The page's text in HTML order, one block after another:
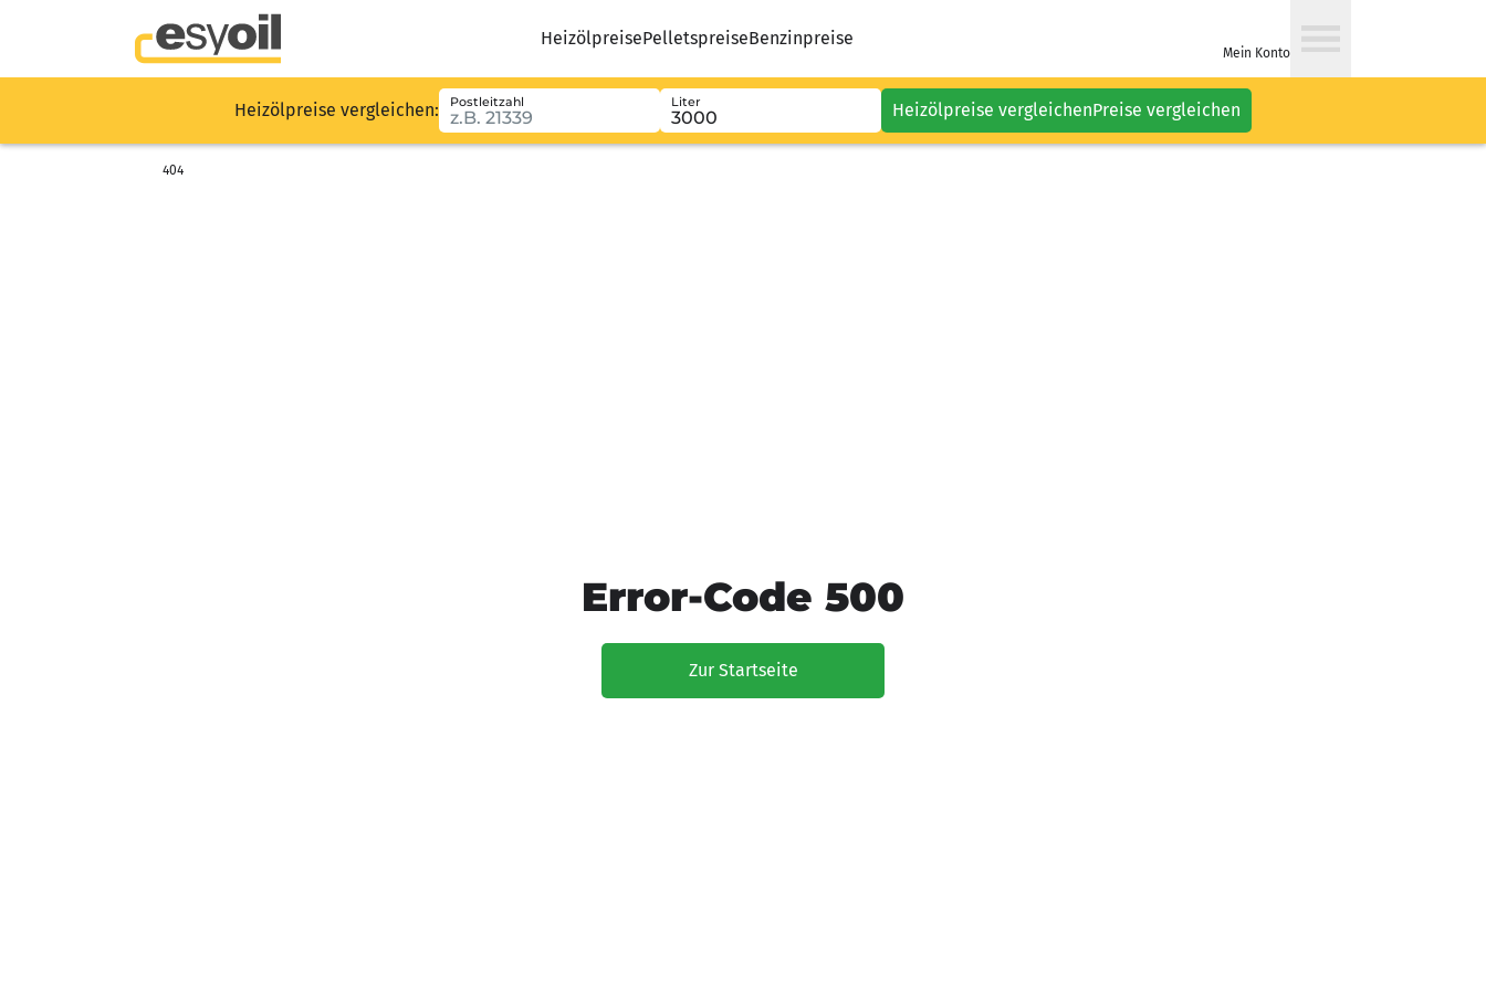
HeizölpreisePelletspreiseBenzinpreise
Mein Konto
Heizölpreise vergleichen: Postleitzahl Liter Heizölpreise vergleichenPreise vergleichen
404
Error-Code 500
Zur Startseite